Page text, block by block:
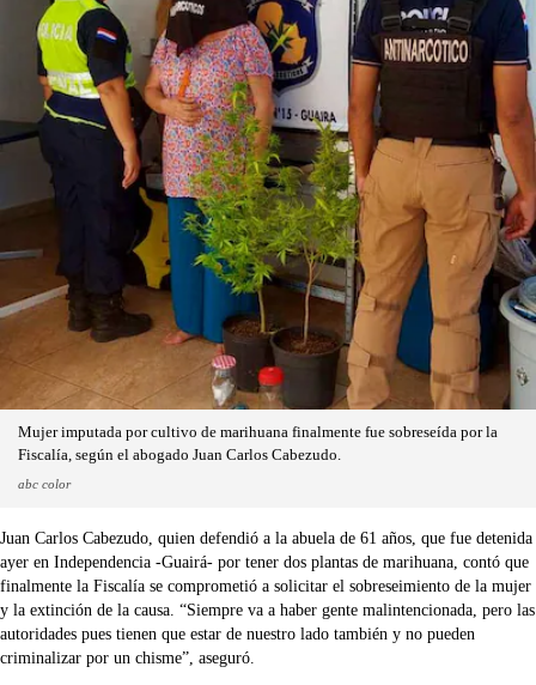
Mujer imputada por cultivo de marihuana finalmente fue sobreseída por la
Fiscalía, según el abogado Juan Carlos Cabezudo.
abc color
Juan Carlos Cabezudo, quien defendió a la abuela de 61 años, que fue detenida
ayer en Independencia -Guairá- por tener dos plantas de marihuana, contó que
finalmente la Fiscalía se comprometió a solicitar el sobreseimiento de la mujer
y la extinción de la causa. “Siempre va a haber gente malintencionada, pero las
autoridades pues tienen que estar de nuestro lado también y no pueden
criminalizar por un chisme”, aseguró.